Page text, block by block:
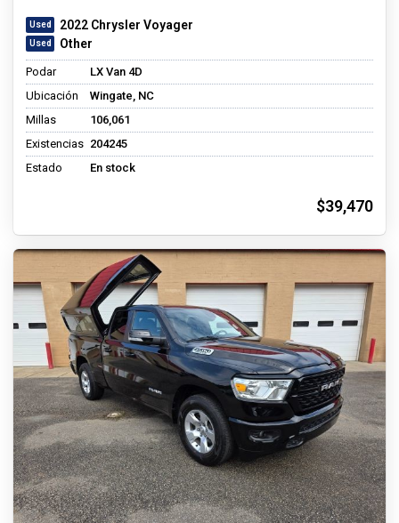
2022 Chrysler Voyager
Other
Podar
LX Van 4D
Ubicación
Wingate, NC
Millas
106,061
Existencias 204245
Estado
En stock
$39,470